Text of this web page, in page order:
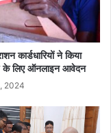
कार्डधारियों ने किया
के लिए ऑनलाइन आवेदन
2024